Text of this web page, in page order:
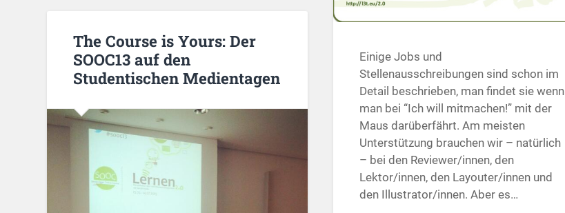
Einige Jobs und
Stellenausschreibungen sind schon im
Detail beschrieben, man findet sie wenn
man bei “Ich will mitmachen!” mit der
Maus darüberfährt. Am meisten
Unterstützung brauchen wir – natürlich
– bei den Reviewer/innen, den
Lektor/innen, den Layouter/innen und
den Illustrator/innen. Aber es…
The Course is Yours: Der
SOOC13 auf den
Studentischen Medientagen